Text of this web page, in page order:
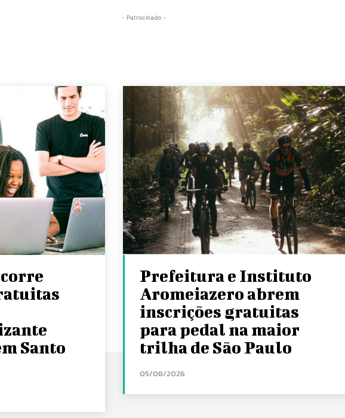
- Patrocinado -
Santo
Prefeitura e Instituto
Aromeiazero abrem
inscrições gratuitas
para pedal na maior
trilha de São Paulo
05/08/2026